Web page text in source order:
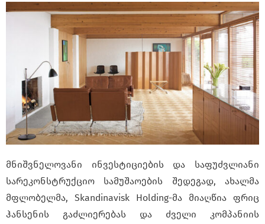
მნიშვნელოვანი ინვესტიციების და საფუძვლიანი
სარეკონსტრუქციო სამუშაოების შედეგად, ახალმა
მფლობელმა, Skandinavisk Holding-მა მიაღწია ფრიც
ჰანსენის გაძლიერებას და ძველი კომპანიის